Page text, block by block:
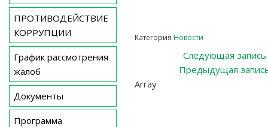
ПРОТИВОДЕЙСТВИЕ
КОРРУПЦИИ
График рассмотрения
жалоб
Документы
Программа
Категория Новости
Навигация
по
Следующая запись
Предыдущая
Array